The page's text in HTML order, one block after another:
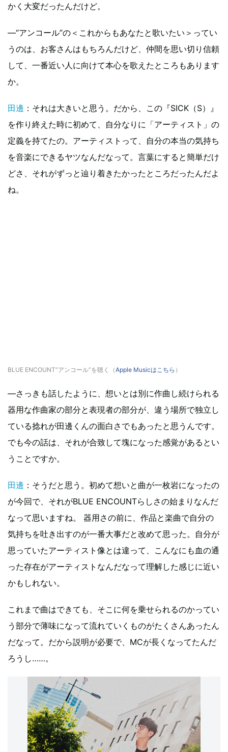
かく大変だったんだけど。
―“アンコール”の＜これからもあなたと歌いたい＞ってい
うのは、お客さんはもちろんだけど、仲間を思い切り信頼
して、一番近い人に向けて本心を歌えたところもあります
か。
田邊 ：それは大きいと思う。だから、この『SICK（S）』
を作り終えた時に初めて、自分なりに「アーティスト」の
定義を持てたの。アーティストって、自分の本当の気持ち
を音楽にできるヤツなんだなって。言葉にすると簡単だけ
どさ、それがずっと辿り着きたかったところだったんだよ
ね。
BLUE ENCOUNT“アンコール”を聴く（Apple Musicはこちら ）
―さっきも話したように、想いとは別に作曲し続けられる
器用な作曲家の部分と表現者の部分が、違う場所で独立し
ている捻れが田邊くんの面白さでもあったと思うんです。
でも今の話は、それが合致して塊になった感覚があるとい
うことですか。
田邊 ：そうだと思う。初めて想いと曲が一枚岩になったの
が今回で、それがBLUE ENCOUNTらしさの始まりなんだ
なって思いますね。 器用さの前に、作品と楽曲で自分の
気持ちを吐き出すのが一番大事だと改めて思った。自分が
思っていたアーティスト像とは違って、こんなにも血の通
った存在がアーティストなんだなって理解した感じに近い
かもしれない。
これまで曲はできても、そこに何を乗せられるのかってい
う部分で薄味になって流れていくものがたくさんあったん
だなって。だから説明が必要で、MCが長くなってたんだ
ろうし……。